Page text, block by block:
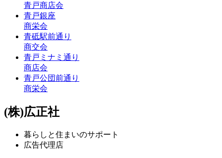
青戸商店会
青戸銀座
商栄会
青砥駅前通り
商交会
青戸ミナミ通り
商店会
青戸公団前通り
商栄会
(株)広正社
暮らしと住まいのサポート
広告代理店